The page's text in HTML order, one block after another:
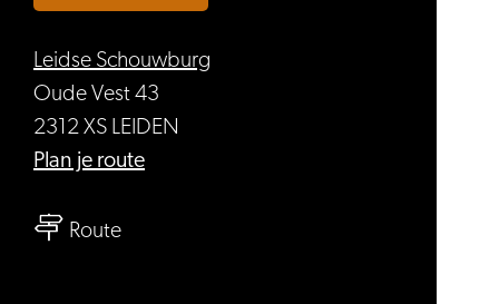
Leidse Schouwburg
Oude Vest 43
2312 XS LEIDEN
Plan je routenaar
Routenaar